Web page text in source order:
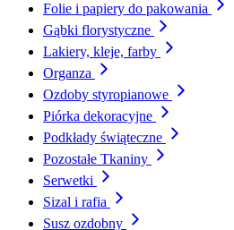
Folie i papiery do pakowania
Gąbki florystyczne
Lakiery, kleje, farby
Organza
Ozdoby styropianowe
Piórka dekoracyjne
Podkłady świąteczne
Pozostałe Tkaniny
Serwetki
Sizal i rafia
Susz ozdobny